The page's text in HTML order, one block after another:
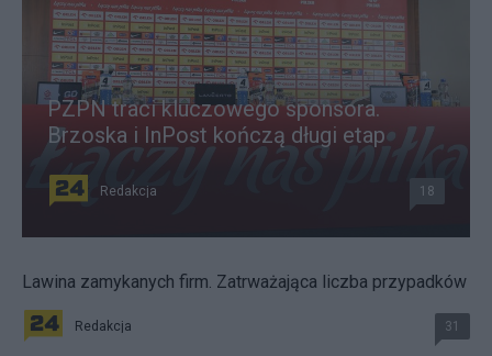
PZPN traci kluczowego sponsora.
Brzoska i InPost kończą długi etap
Redakcja 18
Lawina zamykanych firm. Zatrważająca liczba przypadków
Redakcja 31